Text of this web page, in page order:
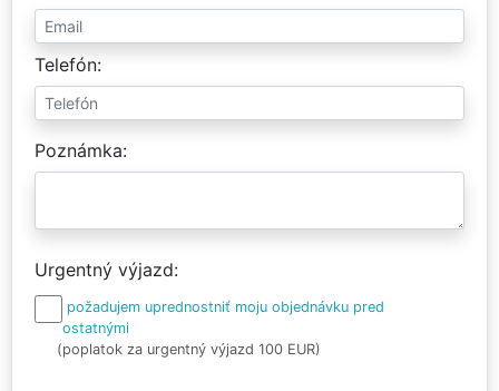
Telefón
Poznámka
Urgentný výjazd
požadujem uprednostniť moju objednávku pred
ostatnými
(poplatok za urgentný výjazd 100 EUR)